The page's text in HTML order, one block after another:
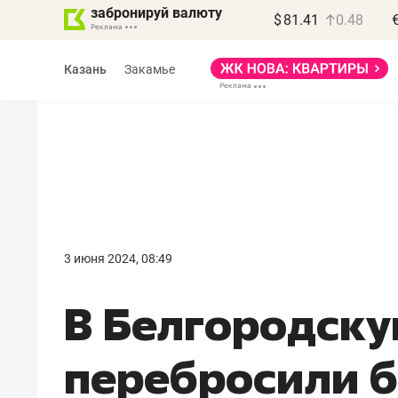
забронируй валюту $ 81.41 0.48
Казань Закамье
3 июня 2024, 08:49
В
перебросили
правил, бизнес может
потерять минимум
полгода»